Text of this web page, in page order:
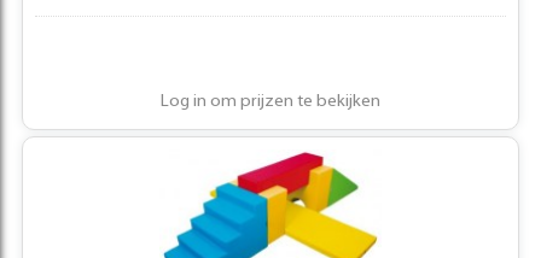
Log in om prijzen te bekijken